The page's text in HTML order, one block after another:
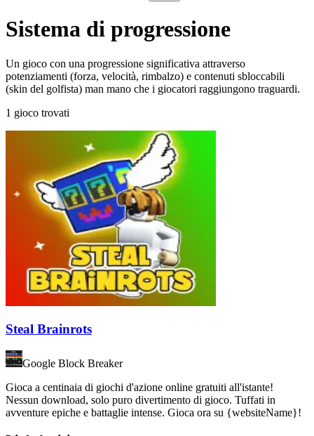
Sistema di progressione
Un gioco con una progressione significativa attraverso
potenziamenti (forza, velocità, rimbalzo) e contenuti sbloccabili
(skin del golfista) man mano che i giocatori raggiungono traguardi.
1 gioco trovati
Steal Brainrots
Google Block Breaker
Gioca a centinaia di giochi d'azione online gratuiti all'istante!
Nessun download, solo puro divertimento di gioco. Tuffati in
avventure epiche e battaglie intense. Gioca ora su {websiteName}!